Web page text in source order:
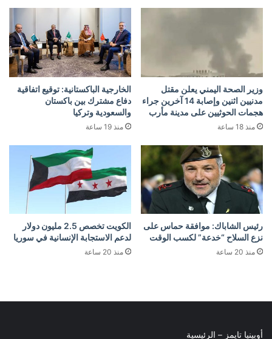
وزير الصحة اليمني يعلن مقتل
مدنيين اثنين وإصابة 14 آخرين جراء
هجمات الحوثيين على مدينة مأرب
منذ 18 ساعة
الخارجية الباكستانية: توقيع اتفاقية
دفاع مشترك بين باكستان
والسعودية وتركيا
منذ 19 ساعة
رئيس الشاباك: موافقة حماس على
نزع السلاح “خدعة” لكسب الوقت
منذ 20 ساعة
الكويت تخصص 2.5 مليون دولار
لدعم الاستجابة الإنسانية في سوريا
منذ 20 ساعة
أوبينيا تايمز – الرئيسية